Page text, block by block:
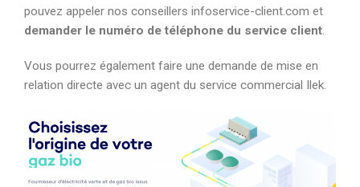
pouvez appeler nos conseillers infoservice-client.com et
demander le numéro de téléphone du service client.
Vous pourrez également faire une demande de mise en
relation directe avec un agent du service commercial Ilek.